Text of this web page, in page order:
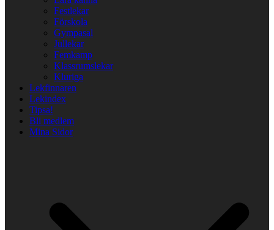
Festlekar
Förskola
Gympasal
Jullekar
Femkamp
Klassrumslekar
Kluriga
Lekfinnaren
Lekindex
Tipsa!
Bli medlem
Mina Sidor